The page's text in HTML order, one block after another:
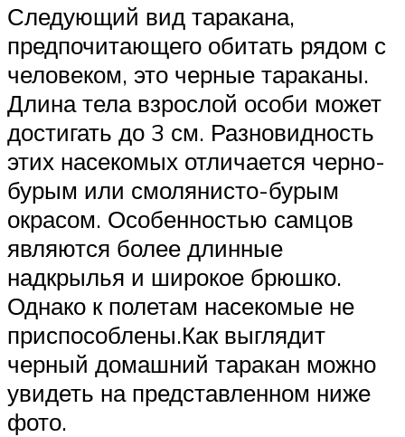
Следующий вид таракана,
предпочитающего обитать рядом с
человеком, это черные тараканы.
Длина тела взрослой особи может
достигать до 3 см. Разновидность
этих насекомых отличается черно-
бурым или смолянисто-бурым
окрасом. Особенностью самцов
являются более длинные
надкрылья и широкое брюшко.
Однако к полетам насекомые не
приспособлены.Как выглядит
черный домашний таракан можно
увидеть на представленном ниже
фото.